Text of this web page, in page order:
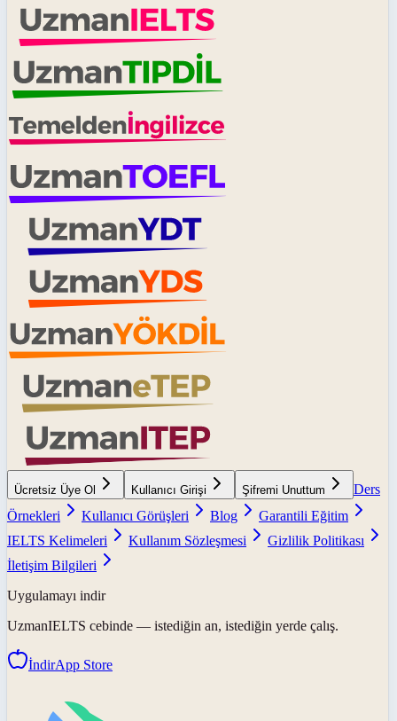
Ücretsiz Üye Ol Kullanıcı Girişi Şifremi Unuttum
Ders
Örnekleri
Kullanıcı Görüşleri Blog
Garantili Eğitim
IELTS Kelimeleri
Kullanım Sözleşmesi
Gizlilik Politikası
İletişim Bilgileri
Uygulamayı indir
UzmanIELTS cebinde — istediğin an, istediğin yerde çalış.
İndirApp Store